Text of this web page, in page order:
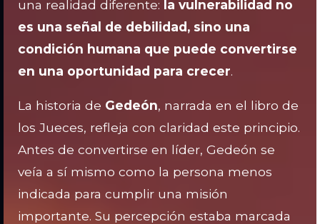
una realidad diferente: la vulnerabilidad no
es una señal de debilidad, sino una
condición humana que puede convertirse
en una oportunidad para crecer.
La historia de Gedeón, narrada en el libro de
los Jueces, refleja con claridad este principio.
Antes de convertirse en líder, Gedeón se
veía a sí mismo como la persona menos
indicada para cumplir una misión
importante. Su percepción estaba marcada